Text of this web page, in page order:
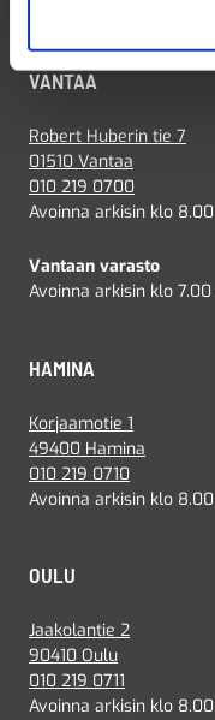
VANTAA
Robert Huberin tie 7
01510 Vantaa
010 219 0700
Avoinna arkisin klo 8.00
Vantaan varasto
Avoinna arkisin klo 7.00
HAMINA
Korjaamotie 1
49400 Hamina
010 219 0710
Avoinna arkisin klo
OULU
Jaakolantie 2
90410 Oulu
010 219 0711
Avoinna arkisin klo